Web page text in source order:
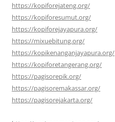
https://kopiforejateng.org/
https://kopiforesumut.org/
https://kopiforejayapura.org/
https://mixuebitung.org/
https://kopikenanganjayapura.org/
https://kopiforetangerang.org/
https://pagisorepik.org/
https://pagisoremakassar.org/
https://pagisorejakarta.org/